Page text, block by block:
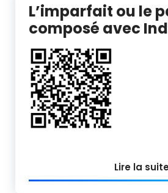
L’imparfait ou le
composé avec
Lire la